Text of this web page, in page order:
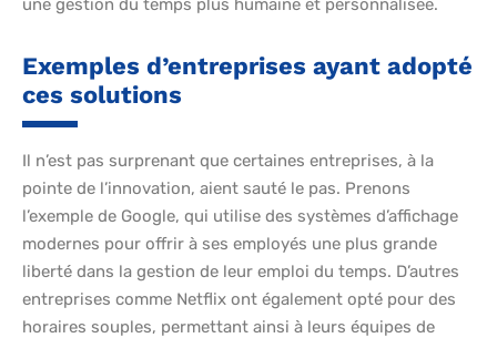
une gestion du temps plus humaine et personnalisée.
Exemples d’entreprises ayant adopté
ces solutions
Il n’est pas surprenant que certaines entreprises, à la
pointe de l’innovation, aient sauté le pas. Prenons
l’exemple de Google, qui utilise des systèmes d’affichage
modernes pour offrir à ses employés une plus grande
liberté dans la gestion de leur emploi du temps. D’autres
entreprises comme Netflix ont également opté pour des
horaires souples, permettant ainsi à leurs équipes de